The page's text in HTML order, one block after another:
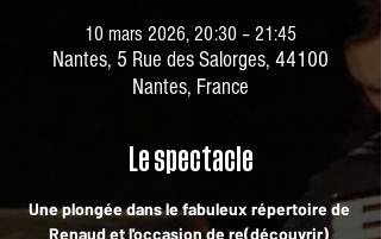
10 mars 2026, 20:30 – 21:45
Nantes, 5 Rue des Salorges, 44100
Nantes, France
Le spectacle
Une plongée dans le fabuleux répertoire de
Renaud et l'occasion de re(découvrir)